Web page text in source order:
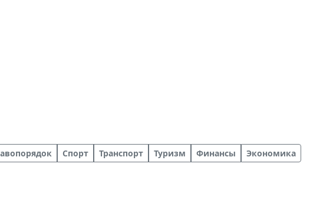
Спорт Транспорт Туризм Финансы
Экономика